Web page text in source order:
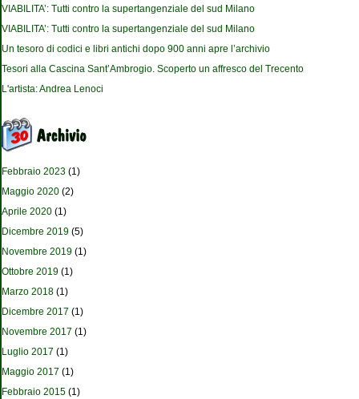
VIABILITA’: Tutti contro la supertangenziale del sud Milano
VIABILITA’: Tutti contro la supertangenziale del sud Milano
Un tesoro di codici e libri antichi dopo 900 anni apre l’archivio
Tesori alla Cascina Sant’Ambrogio. Scoperto un affresco del Trecento
L'artista: Andrea Lenoci
Febbraio 2023 (1)
Maggio 2020 (2)
Aprile 2020 (1)
Dicembre 2019 (5)
Novembre 2019 (1)
Ottobre 2019 (1)
Marzo 2018 (1)
Dicembre 2017 (1)
Novembre 2017 (1)
Luglio 2017 (1)
Maggio 2017 (1)
Febbraio 2015 (1)